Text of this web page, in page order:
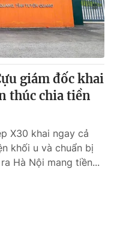
giám đốc khai
thúc chia tiền
X30 khai ngay cả
khối u và chuẩn bị
Hà Nội mang tiền...